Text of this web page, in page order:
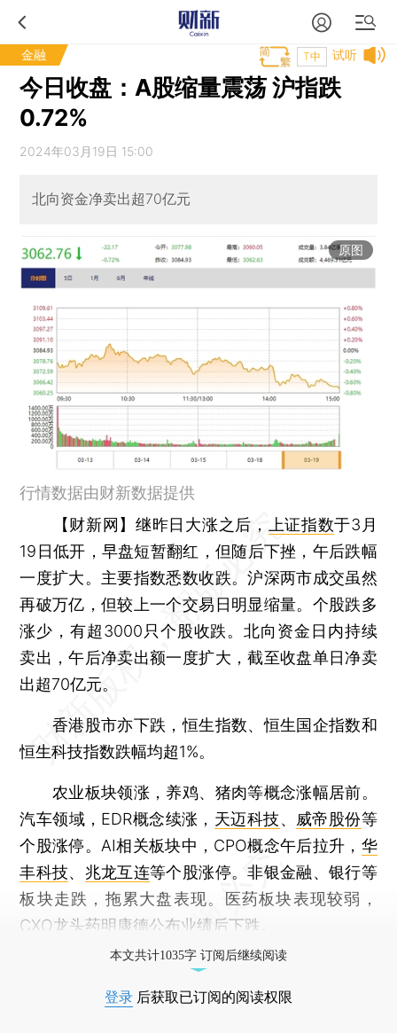
金融 试听
T中
今日收盘：A股缩量震荡 沪指跌
0.72%
2024年03月19日 15:00
北向资金净卖出超70亿元
原图
行情数据由财新数据提供
【财新网】继昨日大涨之后， 上证指数于3月
19日低开，早盘短暂翻红，但随后下挫，午后跌幅
一度扩大。主要指数悉数收跌。沪深两市成交虽然
再破万亿，但较上一个交易日明显缩量。个股跌多
涨少，有超3000只个股收跌。北向资金日内持续
卖出，午后净卖出额一度扩大，截至收盘单日净卖
出超70亿元。
香港股市亦下跌，恒生指数、恒生国企指数和
恒生科技指数跌幅均超1%。
农业板块领涨，养鸡、猪肉等概念涨幅居前。
汽车领域，EDR概念续涨， 天迈科技、 威帝股份等
个股涨停。AI相关板块中，CPO概念午后拉升， 华
丰科技、 兆龙互连等个股涨停。非银金融、银行等
板块走跌，拖累大盘表现。医药板块表现较弱，
CXO龙头药明康德公布业绩后下跌。
本文共计1035字 订阅后继续阅读
登录 后获取已订阅的阅读权限